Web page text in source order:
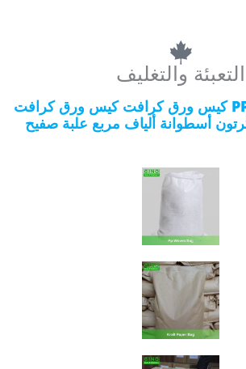
التعبئة والتغليف
كيس منسوج PP كيس ورق كرافت كيس ورق كرافت
أسطوانة ألياف مربع علبة صفيح